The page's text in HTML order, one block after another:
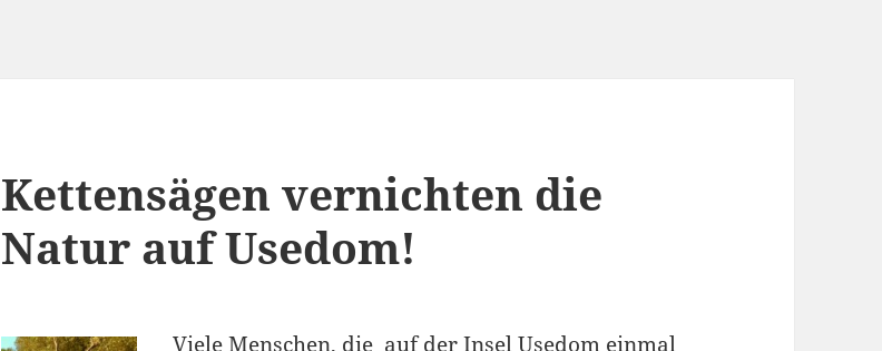
Kettensägen vernichten die
Natur auf Usedom!
Viele Menschen, die auf der Insel Usedom einmal